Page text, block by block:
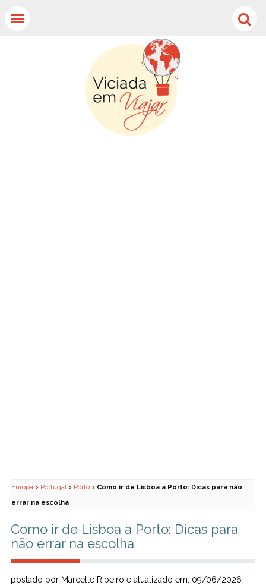
Europa> Portugal> Porto> Como ir de Lisboa a Porto: Dicas para não
errar na escolha
Como ir de Lisboa a Porto: Dicas para
não errar na escolha
postado por Marcelle Ribeiro e atualizado em: 09/06/2026